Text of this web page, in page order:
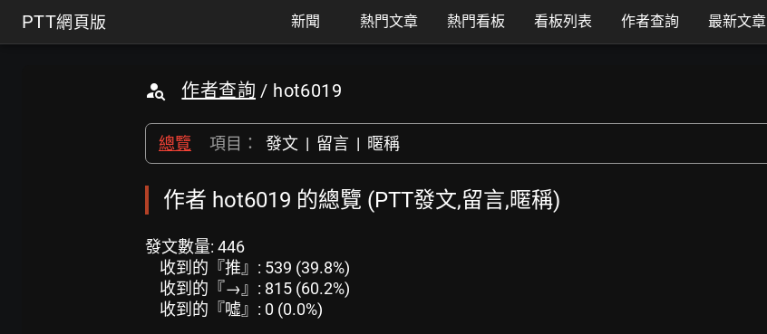
PTT網頁版 新聞 熱門文章 熱門看板 看板列表 作者查詢 最新文章
作者查詢 / hot6019
總覽 項目： 發文 | 留言 | 暱稱
作者 hot6019 的總覽 (PTT發文,留言,暱稱)
發文數量: 446
收到的『推』: 539 (39.8%)
收到的『→』: 815 (60.2%)
收到的『噓』: 0 (0.0%)